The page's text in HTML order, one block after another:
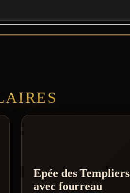
Epée des Templiers
avec fourreau